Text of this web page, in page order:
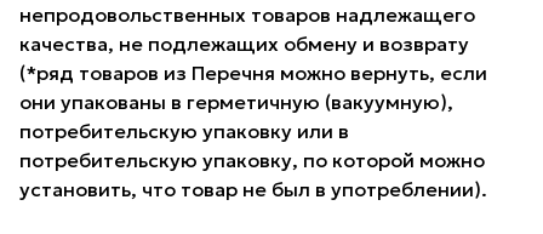
непродовольственных товаров надлежащего
качества, не подлежащих обмену и возврату
(*ряд товаров из Перечня можно вернуть, если
они упакованы в герметичную (вакуумную),
потребительскую упаковку или в
потребительскую упаковку, по которой можно
установить, что товар не был в употреблении).